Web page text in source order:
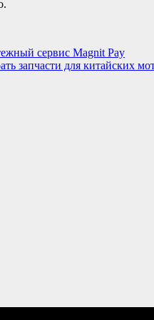
сервис Magnit Pay
запчасти для китайских